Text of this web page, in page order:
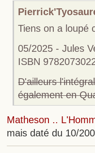
Tiens on a loupé
05/2025 - Jules
ISBN
D'ailleurs
également en
Matheson ..
mais daté du 10/